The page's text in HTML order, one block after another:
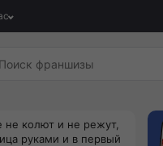
не колют и не режут,
руками и в первый